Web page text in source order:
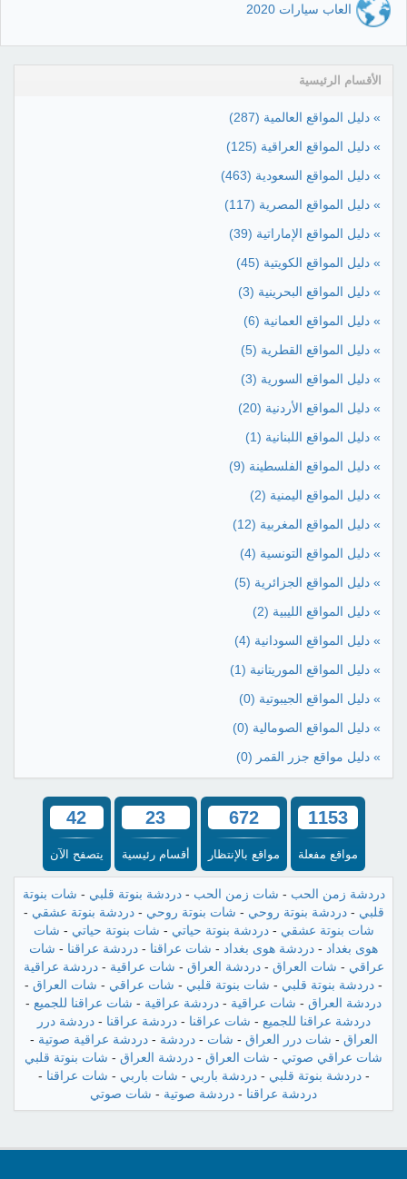
العاب سيارات 2020
الأقسام الرئيسية
» دليل المواقع العالمية (287)
» دليل المواقع العراقية (125)
» دليل المواقع السعودية (463)
» دليل المواقع المصرية (117)
» دليل المواقع الإماراتية (39)
» دليل المواقع الكويتية (45)
» دليل المواقع البحرينية (3)
» دليل المواقع العمانية (6)
» دليل المواقع القطرية (5)
» دليل المواقع السورية (3)
» دليل المواقع الأردنية (20)
» دليل المواقع اللبنانية (1)
» دليل المواقع الفلسطينة (9)
» دليل المواقع اليمنية (2)
» دليل المواقع المغربية (12)
» دليل المواقع التونسية (4)
» دليل المواقع الجزائرية (5)
» دليل المواقع الليبية (2)
» دليل المواقع السودانية (4)
» دليل المواقع الموريتانية (1)
» دليل المواقع الجيبوتية (0)
» دليل المواقع الصومالية (0)
» دليل مواقع جزر القمر (0)
1153
مواقع مفعلة
672
مواقع بالإنتظار
23
أقسام رئيسية
42
يتصفح الآن
دردشة زمن الحب - شات زمن الحب -دردشة بنوتة قلبي - شات بنوتة
قلبي -دردشة بنوتة روحي - شات بنوتة روحي -دردشة بنوتة عشقي -
شات بنوتة عشقي -دردشة بنوتة حياتي - شات بنوتة حياتي - شات
هوى بغداد - دردشة هوى بغداد - شات عراقنا - دردشة عراقنا - شات
عراقي - شات العراق -دردشة العراق - شات عراقية -دردشة عراقية
- دردشة بنوتة قلبي - شات بنوتة قلبي - شات عراقي - شات العراق -
دردشة العراق - شات عراقية - دردشة عراقية - شات عراقنا للجميع -
دردشة عراقنا للجميع - شات عراقنا -دردشة عراقنا -دردشة درر
العراق - شات درر العراق - شات -دردشة -دردشة عراقية صوتية -
شات عراقي صوتي - شات العراق - دردشة العراق - شات بنوتة قلبي
-دردشة بنوتة قلبي -دردشة باربي - شات باربي - شات عراقنا -
دردشة عراقنا - دردشة صوتية - شات صوتي